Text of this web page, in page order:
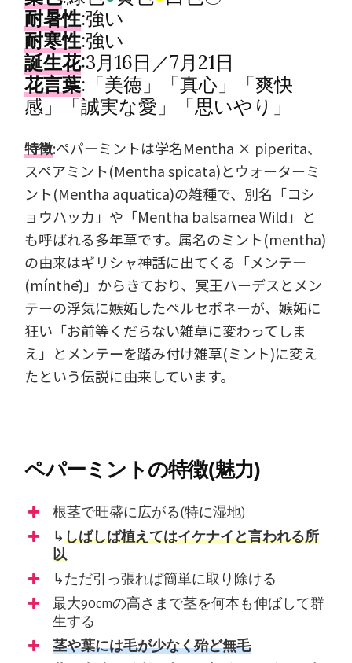
耐暑性:強い
耐寒性:強い
誕生花:3月16日／7月21日
花言葉:「美徳」「真心」「爽快
感」「誠実な愛」「思いやり」
特徴:ペパーミントは学名Mentha × piperita、
スペアミント(Mentha spicata)とウォーターミ
ント(Mentha aquatica)の雑種で、別名「コシ
ョウハッカ」や「Mentha balsamea Wild」と
も呼ばれる多年草です。属名のミント(mentha)
の由来はギリシャ神話に出てくる「メンテー
(mínthē)」からきており、冥王ハーデスとメン
テーの浮気に嫉妬したペルセポネーが、嫉妬に
狂い「お前等くだらない雑草に変わってしま
え」とメンテーを踏み付け雑草(ミント)に変え
たという伝説に由来しています。
ペパーミントの特徴(魅力)
根茎で旺盛に広がる(特に湿地)
↳しばしば植えてはイケナイと言われる所
以
↳ただ引っ張れば簡単に取り除ける
最大90cmの高さまで茎を何本も伸ばして群
生する
茎や葉には毛が少なく殆ど無毛